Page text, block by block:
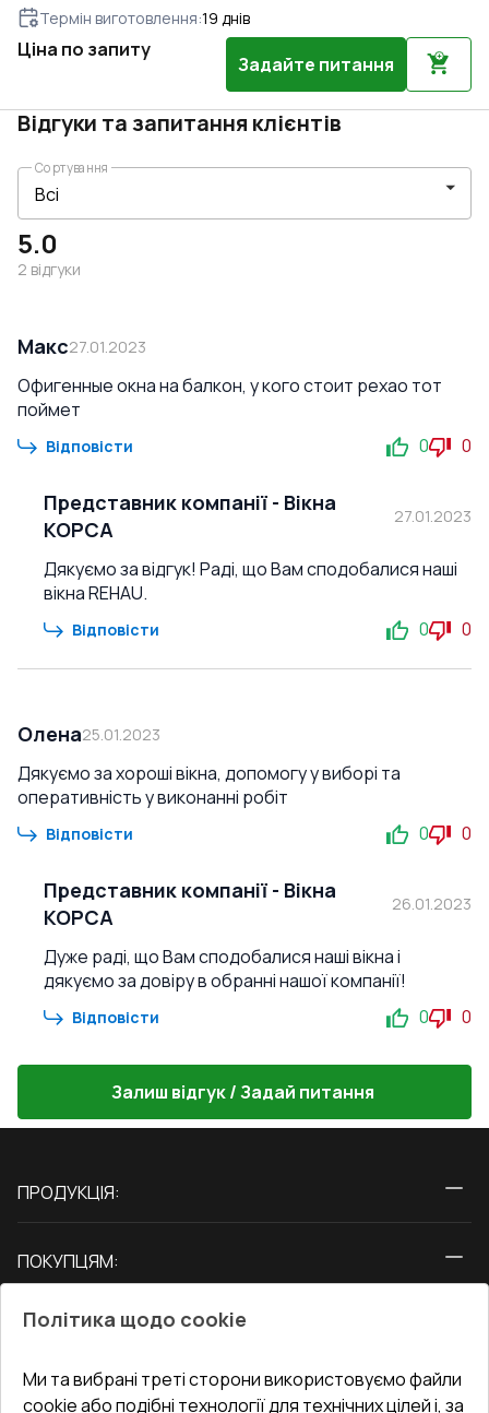
Термін виготовлення:19 днів
Ціна по запиту
Задайте питання
Відгуки та запитання клієнтів
5.0
2 відгуки
Сортування
Макс27.01.2023
Офигенные окна на балкон, у кого стоит рехао тот
поймет
Відповісти 0 0
Представник компанії - Вікна
КОРСА
27.01.2023
Дякуємо за відгук! Раді, що Вам сподобалися наші
вікна REHAU.
Відповісти 0 0
Олена25.01.2023
Дякуємо за хороші вікна, допомогу у виборі та
оперативність у виконанні робіт
Відповісти 0 0
Представник компанії - Вікна
КОРСА
26.01.2023
Дуже раді, що Вам сподобалися наші вікна і
дякуємо за довіру в обранні нашої компанії!
Відповісти 0 0
Залиш відгук / Задай питання
ПРОДУКЦІЯ:
Двері
ПОКУПЦЯМ:
Блог
СЕРВІС ТА ОБЛУГОВУВАННЯ:
Доставка і Оплата
Гарантія та Сервіс
КОНТАКТИ
Політика щодо cookie
Ми та вибрані треті сторони використовуємо файли
cookie або подібні технології для технічних цілей і, за